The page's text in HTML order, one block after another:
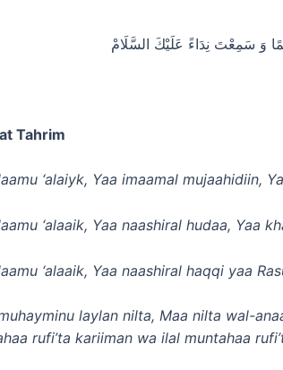
وَ سَمِعْتَ نِدَاءً عَلَيْكَ السَّلَامْ
Tahrim
‘alaiyk, Yaa imaamal mujaahidiin,
‘alaaik, Yaa naashiral hudaa, Yaa
‘alaaik, Yaa naashiral haqqi yaa
laylan nilta, Maa nilta wal-
rufi’ta kariiman wa ilal muntahaa